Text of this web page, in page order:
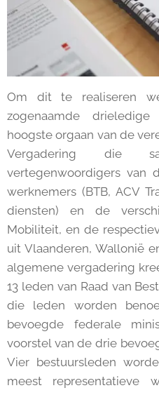
Om dit te realiseren
zogenaamde
hoogste orgaan van de
Vergadering die
vertegenwoordigers van
werknemers (BTB, ACV
diensten) en de
Mobiliteit, en de
uit Vlaanderen, Wallonië
algemene vergadering
13 leden van Raad van
die leden worden
bevoegde federale
voorstel van de drie
Vier bestuursleden
meest representatieve